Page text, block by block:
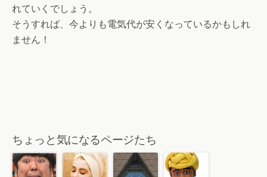
れていくでしょう。
そうすれば、今よりも電気代が安くなっているかもしれ
ません！
ちょっと気になるページたち